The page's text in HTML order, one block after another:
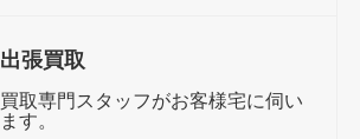
出張買取
買取専門スタッフがお客様宅に伺い
ます。